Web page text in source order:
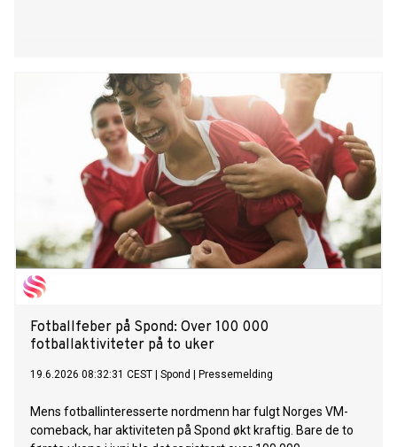
Fotballfeber på Spond: Over 100 000
fotballaktiviteter på to uker
19.6.2026 08:32:31 CEST Spond Pressemelding
Mens fotballinteresserte nordmenn har fulgt Norges VM-
comeback, har aktiviteten på Spond økt kraftig. Bare de to